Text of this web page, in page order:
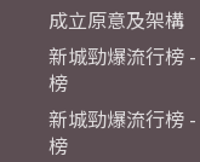
成立原意及架構
新城勁爆流行榜
榜
新城勁爆流行榜
榜